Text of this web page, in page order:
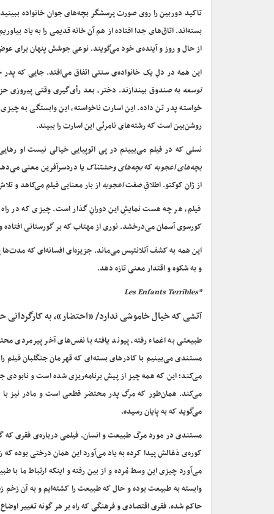
تاکید دوربین را روی صورت پرسشگر بچه‌های جوان خانواده
بسته‌اند. اتاق‌های جدا افتاده از هم آن خانه قدیمی را به یاد
از حال و روز و آینده‌ی خود می‌گویند. نوعی جوشش پنهان برای
این همه در دلِ یک خانواده‌ی سنتی اتفاق می‌افتد. جایی که پدر
توسعه به صندوق بیندازند. دختر، بعد رأی‌گیری وقتی پیروزی
خواسته پدر تن داده. این اسارت ناخواسته، این وابستگی به
روشن‌بین است که رشته‌های نامرئی این اسارت را ببیند.
نسلی که در فیلم می‌بیینم در پی اتوپیایی خیالی نیست او
بچه‌های اعجوبهکهبچه‌های وحشتناکیا دردسرآفرین معنی
از ژان کوکتو. اطلاقِ صفتاعجوبهاز بار معنایی فیلم می‌کاهد و
فیلم، هر چه هست نمایشِ این دورانِ گذار است. چیزی که در
کورسوی آسمان می‌درخشد. نوری از مهتاب که بر گورستانی افتاده
این همه به کشف آتلانتیس می‌ماند. جزیزه‌ای افسانه‌ای که
و به شکوه و اقتدار معنی تازه دهد.
*Les Enfants Terribles
آتشی که خیال خاموشی ندارد/ «احتضار»، به
طبیعتی به اغماء رفته، پیوند یافته با نفس‌های آخر
مستندی می‌بینیم با کادرهای بسته‌ای که قهرمان جنگلبان فیلم
می‌کند؛ این که همه چیز از پیش برنامه‌ریزی شده است و
می‌کند. همان‌طور که مرگ پدر محتضر قطعی است و مادر نیز با
می‌گوید که به پایان رسیده.
مستندی در مورد مرگ طبیعت و انسان. فیلمی درباره‌ی فقری که
کوره‌ی ذغالش پیدا کرده به یاد می‌آورد این همان درختی بوده که
می‌آورد چیزی این وسط مُرده و از بین رفته و اینکه ارتباط ما
وابسته به طبیعت بوده و حال که طبیعت را کشته‌ایم و به آن زخم
حاکم شده. فقری اقتصادی و فرهنگی که راه بر هر گونه تغییر